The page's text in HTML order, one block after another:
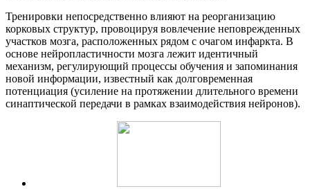
Тренировки непосредственно влияют на реорганизацию
корковых структур, провоцируя вовлечение неповрежденных
участков мозга, расположенных рядом с очагом инфаркта. В
основе нейропластичности мозга лежит идентичный
механизм, регулирующий процессы обучения и запоминания
новой информации, известный как долговременная
потенциация (усиление на протяжении длительного времени
синаптической передачи в рамках взаимодействия нейронов).